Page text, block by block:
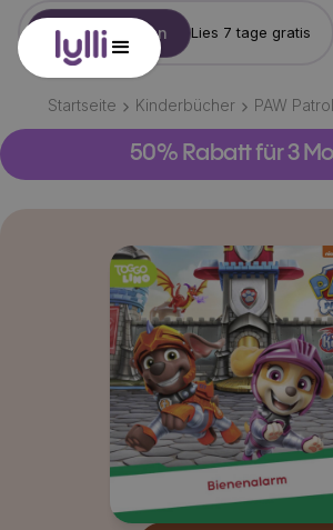
Konto erstellen Lies 7 tage gratis
Startseite Kinderbücher PAW Patrol
50% Rabatt für 3